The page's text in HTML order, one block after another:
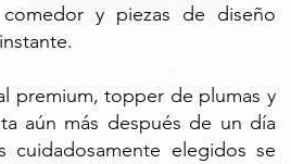
y piezas de diseño
premium, topper de plumas y
aún más después de un día
elegidos se